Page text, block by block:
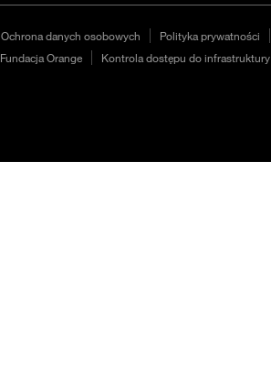
Ochrona danych osobowych Polityka prywatności
Fundacja Orange Kontrola dostępu do infrastruktury